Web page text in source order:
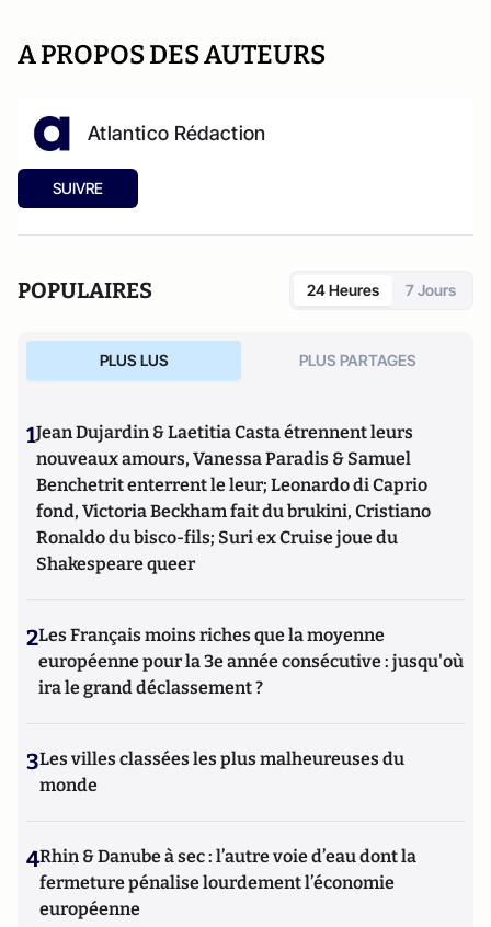
A PROPOS DES AUTEURS
Atlantico Rédaction
SUIVRE
POPULAIRES 24 Heures 7 Jours
PLUS LUS PLUS PARTAGES
1Jean Dujardin & Laetitia Casta étrennent leurs
nouveaux amours, Vanessa Paradis & Samuel
Benchetrit enterrent le leur; Leonardo di Caprio
fond, Victoria Beckham fait du brukini, Cristiano
Ronaldo du bisco-fils; Suri ex Cruise joue du
Shakespeare queer
2Les Français moins riches que la moyenne
européenne pour la 3e année consécutive : jusqu'où
ira le grand déclassement ?
3Les villes classées les plus malheureuses du
monde
4Rhin & Danube à sec : l’autre voie d’eau dont la
fermeture pénalise lourdement l’économie
européenne